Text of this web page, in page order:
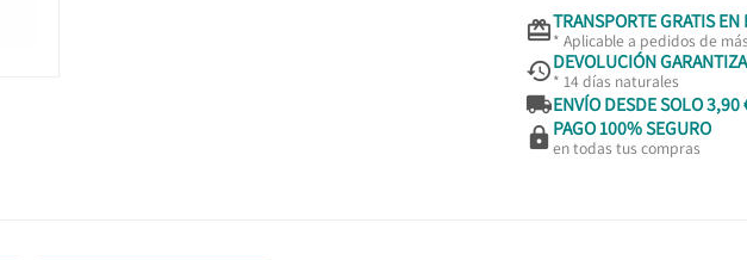
TRANSPORTE GRATIS
* Aplicable a pedidos de
DEVOLUCIÓN
* 14 días naturales
ENVÍO DESDE SOLO 3,90
 PAGO 100% SEGURO
en todas tus compras